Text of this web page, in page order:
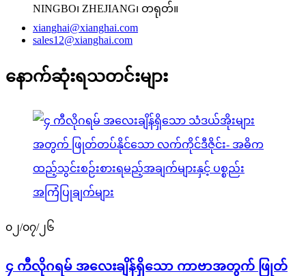
NINGBO၊ ZHEJIANG၊ တရုတ်။
xianghai@xianghai.com
sales12@xianghai.com
နောက်ဆုံးရသတင်းများ
၀၂/၀၇/၂၆
၄ ကီလိုဂရမ် အလေးချိန်ရှိသော ကာဗာအတွက် ဖြုတ်